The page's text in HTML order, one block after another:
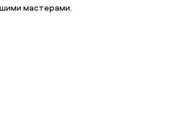
мастерами.